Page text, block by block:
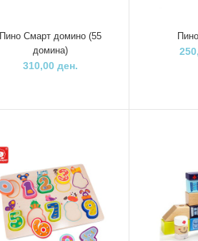
850,00 ден.
ГОКИ сложувалка автомобил
510,00 ден.
Пино Смарт домино (55
домина)
310,00 ден.